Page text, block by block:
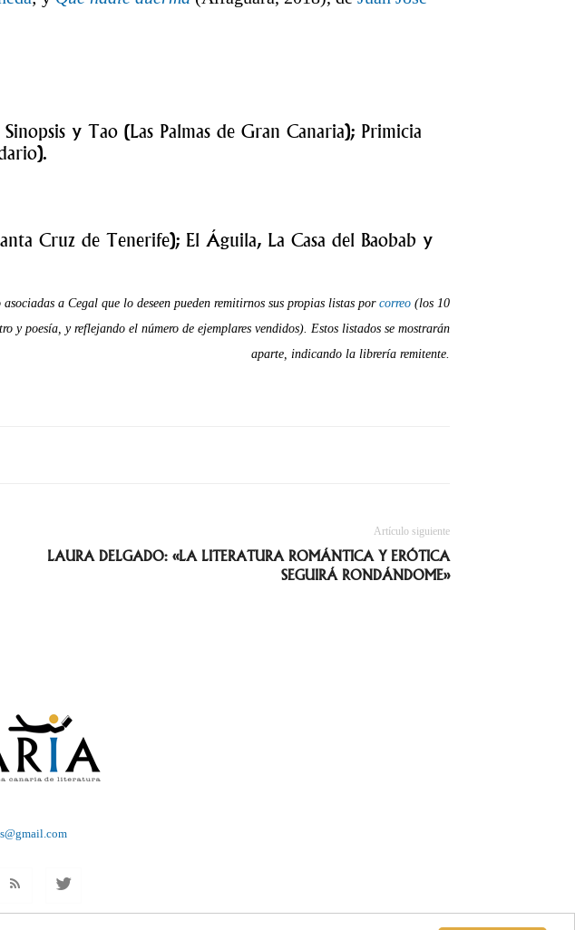
y Tao (Las Palmas de Gran Canaria); Primicia
Cruz de Tenerife); El Águila, La Casa del Baobab y
a Cegal que lo deseen pueden remitirnos sus propias listas por correo (los 10
y poesía, y reflejando el número de ejemplares vendidos). Estos listados se mostrarán
aparte, indicando la librería remitente.
Artículo siguiente
LAURA DELGADO: «LA LITERATURA ROMÁNTICA Y ERÓTICA
SEGUIRÁ RONDÁNDOME»